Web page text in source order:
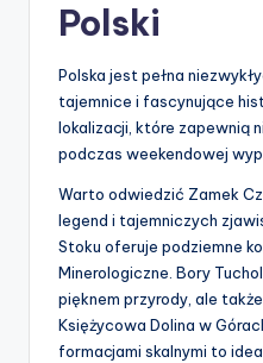
Polski
Polska jest pełna
tajemnice i fascynujące
lokalizacji, które zapewnią
podczas weekendowej
Warto odwiedzić Zamek
legend i tajemniczych
Stoku oferuje podziemne
Minerologiczne. Bory
pięknem przyrody, ale
Księżycowa Dolina w
formacjami skalnymi to